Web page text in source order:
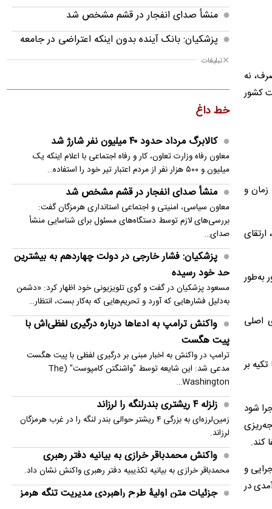
نه
کشور
زمان و
به‌طور
اصلی
بر
شود
کند.
و
در
منشأ صدای انفجار در قشم مشخص شد
پزشکیان: بانک آینده بدون اینکه اعتراضی در جامعه
شکل بگیرد، بسته شد
پزشکیان: در ابتدای دولت با قطعی برق، آب و گاز
مواجه بودیم
معاون مرکز شرکت‌های دانش‌بنیان: توسعه فناوری،
مسیر رقابت‌پذیری صنعت قطعه‌سازی است
سنتکام: به محاصره دریایی ایران ادامه می دهیم
مصر خواستار تدوین چشم‌انداز مشترک عربی برای
امنیت منطقه شد
انفجار در حومه دمشق چند کشته و زخمی برجا
گذاشت
تبلیغات
خط داغ
کالابرگ مرداد حدود ۴۰‌ میلیون نفر شارژ شد
معاون رفاه وزارت تعاون، کار و رفاه اجتماعی با اعلام اینکه یک
میلیون و ۵۰۰ هزار نفر از مردم اعتبار تیر خود را استفاده…
منشأ صدای انفجار در قشم مشخص شد
معاون سیاسی، امنیتی و اجتماعی استانداری هرمزگان گفت:
بررسی‌های لازم توسط دستگاه‌های مسئول برای شناسایی منشأ
صدای…
پزشکیان: فشار خارجی در دولت چهاردهم به بیشترین
حد خود رسیده
مسعود پزشکیان در گفت و گوی تلویزیونی خود اظهار کرد: «دشمن
به‌دلیل فشارهایی که آورد و تحریم‌هایی که به‌کار بست، انتظار…
واکنش ترامپ به ادعاها درباره درگیری لفظی‌اش با
پیت هگست
ترامپ در واکنش به اخبار مبنی بر درگیری لفظی با پیت هگست
مدعی شد: این شایعه توسط "واشنگتن کامپوست" (The
Washington…
زلزله ۴ ریشتری بندرلنگه را لرزاند
زمین‌لرزه‌ای به بزرگی ۴ ریشتر حوالی بندر لنگه را در غرب هرمزگان
لرزاند.
واکنش محمدباقر خرازی به بیانیه دفتر رهبری
محمدباقر خرازی به بیانیه تکذیبیه دفتر رهبری واکنش نشان داد.
جزئیات متن اولیۀ طرح راهبردی مدیریت تنگه هرمز